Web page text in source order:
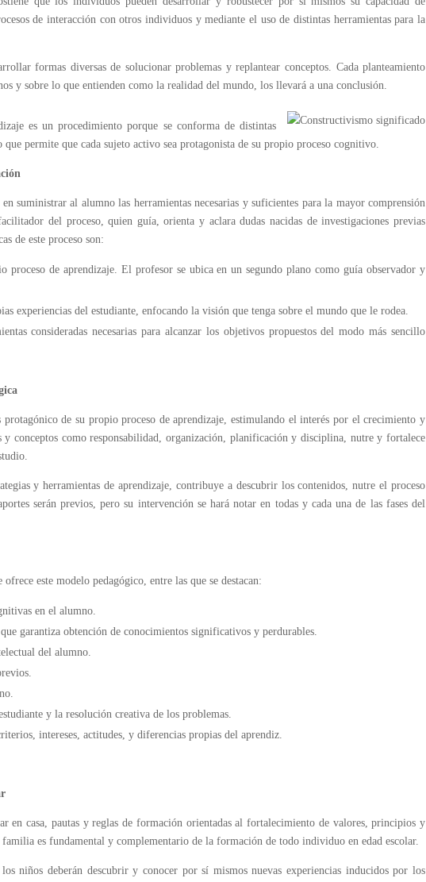
de interacción con otros individuos y mediante el uso de distintas herramientas para la
formas diversas de solucionar problemas y replantear conceptos. Cada planteamiento
y sobre lo que entienden como la realidad del mundo, los llevará a una conclusión.
es un procedimiento porque se conforma de distintas
permite que cada sujeto activo sea protagonista de su propio proceso cognitivo.
suministrar al alumno las herramientas necesarias y suficientes para la mayor comprensión
del proceso, quien guía, orienta y aclara dudas nacidas de investigaciones previas
de este proceso son:
proceso de aprendizaje. El profesor se ubica en un segundo plano como guía observador y
experiencias del estudiante, enfocando la visión que tenga sobre el mundo que le rodea.
consideradas necesarias para alcanzar los objetivos propuestos del modo más sencillo
protagónico de su propio proceso de aprendizaje, estimulando el interés por el crecimiento y
y conceptos como responsabilidad, organización, planificación y disciplina, nutre y fortalece
y herramientas de aprendizaje, contribuye a descubrir los contenidos, nutre el proceso
serán previos, pero su intervención se hará notar en todas y cada una de las fases del
este modelo pedagógico, entre las que se destacan:
en el alumno.
garantiza obtención de conocimientos significativos y perdurables.
del alumno.
y la resolución creativa de los problemas.
intereses, actitudes, y diferencias propias del aprendiz.
en casa, pautas y reglas de formación orientadas al fortalecimiento de valores, principios y
es fundamental y complementario de la formación de todo individuo en edad escolar.
niños deberán descubrir y conocer por sí mismos nuevas experiencias inducidos por los